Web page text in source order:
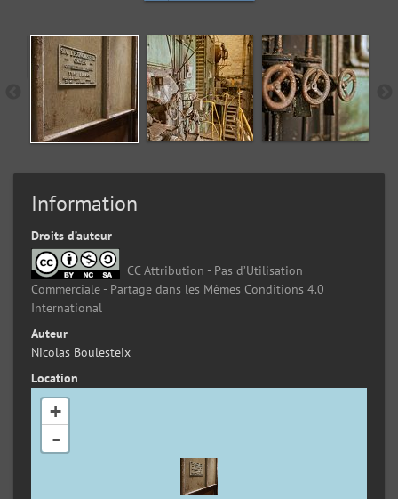
Information
Droits d’auteur
CC Attribution - Pas d’Utilisation
Commerciale - Partage dans les Mêmes Conditions 4.0
International
Auteur
Nicolas Boulesteix
Location
+
-